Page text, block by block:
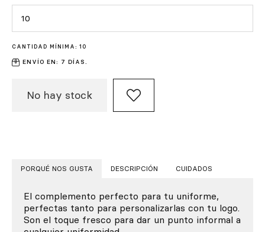
Cantidad
CANTIDAD MÍNIMA: 10
ENVÍO EN: 7 DÍAS.
No hay stock
PORQUÉ NOS GUSTA DESCRIPCIÓN CUIDADOS
El complemento perfecto para tu uniforme,
perfectas tanto para personalizarlas con tu logo.
Son el toque fresco para dar un punto informal a